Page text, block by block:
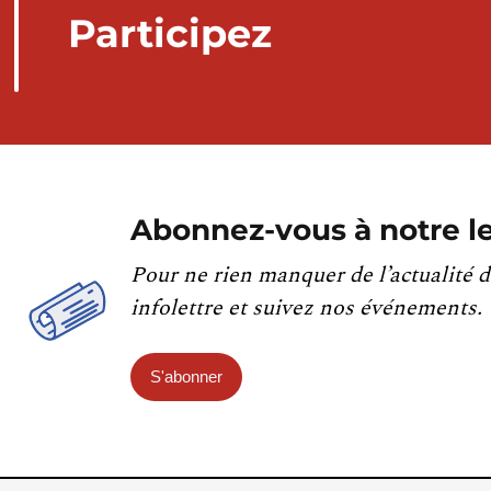
Participez
Abonnez-vous à notre
Pour ne rien manquer de l’actualité
infolettre et suivez nos événements.
S'abonner